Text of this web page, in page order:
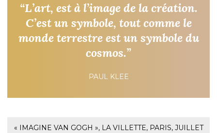
“L’art, est à l’image de la création.
C’est un symbole, tout comme le
monde terrestre est un symbole du
cosmos.”
PAUL KLEE
« IMAGINE VAN GOGH », LA VILLETTE, PARIS, JUILLET